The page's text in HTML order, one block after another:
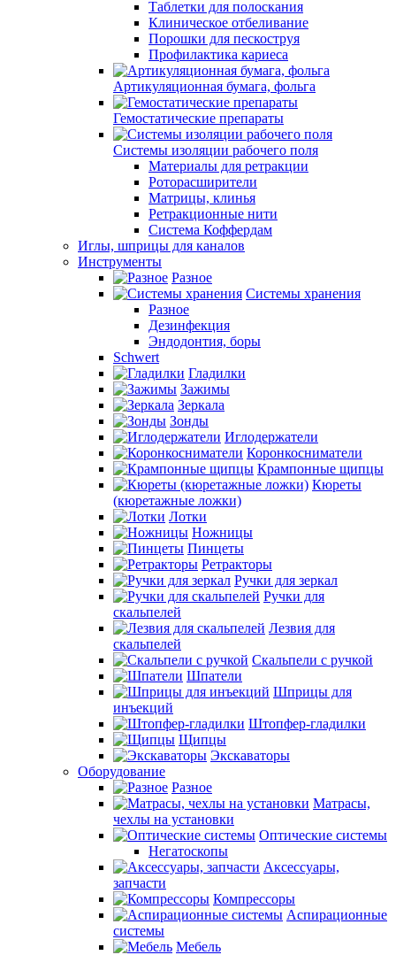
Таблетки для полоскания
Клиническое отбеливание
Порошки для пескоструя
Профилактика кариеса
Артикуляционная бумага, фольга
Гемостатические препараты
Системы изоляции рабочего поля
Материалы для ретракции
Роторасширители
Матрицы, клинья
Ретракционные нити
Система Коффердам
Иглы, шприцы для каналов
Инструменты
Разное
Системы хранения
Разное
Дезинфекция
Эндодонтия, боры
Schwert
Гладилки
Зажимы
Зеркала
Зонды
Иглодержатели
Коронкосниматели
Крампонные щипцы
Кюреты
(кюретажные ложки)
Лотки
Ножницы
Пинцеты
Ретракторы
Ручки для зеркал
Ручки для
скальпелей
Лезвия для
скальпелей
Скальпели с ручкой
Шпатели
Шприцы для
инъекций
Штопфер-гладилки
Щипцы
Экскаваторы
Оборудование
Разное
Матрасы,
чехлы на установки
Оптические системы
Негатоскопы
Аксессуары,
запчасти
Компрессоры
Аспирационные
системы
Мебель